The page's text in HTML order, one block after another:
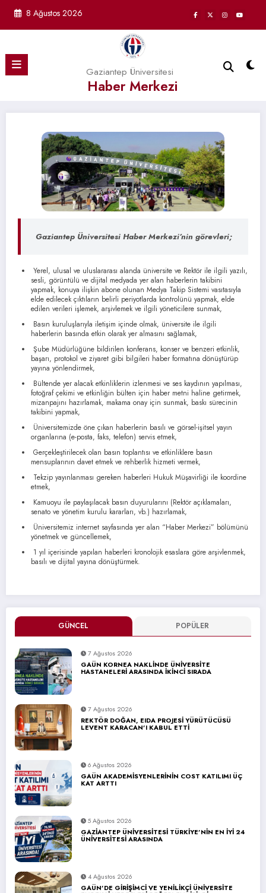
8 Ağustos 2026
Gaziantep Üniversitesi
Haber Merkezi
GÜNCEL POPÜLER
7 Ağustos 2026
GAÜN KORNEA NAKLİNDE ÜNİVERSİTE
HASTANELERİ ARASINDA İKİNCİ SIRADA
7 Ağustos 2026
REKTÖR DOĞAN, EIDA PROJESİ YÜRÜTÜCÜSÜ
LEVENT KARACAN’I KABUL ETTİ
6 Ağustos 2026
GAÜN AKADEMİSYENLERİNİN COST KATILIMI ÜÇ
KAT ARTTI
5 Ağustos 2026
GAZİANTEP ÜNİVERSİTESİ TÜRKİYE’NİN EN İYİ 24
ÜNİVERSİTESİ ARASINDA
4 Ağustos 2026
GAÜN’DE GİRİŞİMCİ VE YENİLİKÇİ ÜNİVERSİTE
Gaziantep Üniversitesi Haber Merkezi’nin görevleri;
Yerel, ulusal ve uluslararası alanda üniversite ve Rektör ile ilgili yazılı,
sesli, görüntülü ve dijital medyada yer alan haberlerin takibini
yapmak, konuya ilişkin abone olunan Medya Takip Sistemi vasıtasıyla
elde edilecek çıktıların belirli periyotlarda kontrolünü yapmak, elde
edilen verileri işlemek, arşivlemek ve ilgili yöneticilere sunmak,
Basın kuruluşlarıyla iletişim içinde olmak, üniversite ile ilgili
haberlerin basında etkin olarak yer almasını sağlamak,
Şube Müdürlüğüne bildirilen konferans, konser ve benzeri etkinlik,
başarı, protokol ve ziyaret gibi bilgileri haber formatına dönüştürüp
yayına yönlendirmek,
Bültende yer alacak etkinliklerin izlenmesi ve ses kaydının yapılması,
fotoğraf çekimi ve etkinliğin bülten için haber metni haline getirmek,
mizanpajını hazırlamak, makama onay için sunmak, baskı sürecinin
takibini yapmak,
Üniversitemizde öne çıkan haberlerin basılı ve görsel-işitsel yayın
organlarına (e-posta, faks, telefon) servis etmek,
Gerçekleştirilecek olan basın toplantısı ve etkinliklere basın
mensuplarının davet etmek ve rehberlik hizmeti vermek,
Tekzip yayınlanması gereken haberleri Hukuk Müşavirliği ile koordine
etmek,
Kamuoyu ile paylaşılacak basın duyurularını (Rektör açıklamaları,
senato ve yönetim kurulu kararları, vb.) hazırlamak,
Üniversitemiz internet sayfasında yer alan “Haber Merkezi” bölümünü
yönetmek ve güncellemek,
1 yıl içerisinde yapılan haberleri kronolojik esaslara göre arşivlenmek,
basılı ve dijital yayına dönüştürmek.